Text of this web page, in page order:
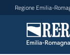
Vai al contenuto
Vai alla navigazione
Vai al footer
Regione Emilia-